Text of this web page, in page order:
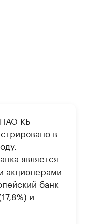
КБ
в
является
акционерами
банк
и